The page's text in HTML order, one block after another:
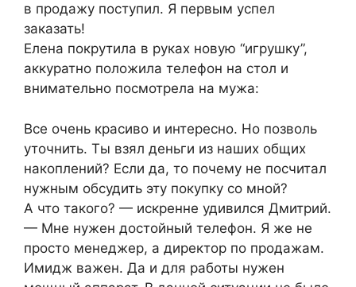
в продажу поступил. Я первым успел
заказать!
Елена покрутила в руках новую “игрушку”,
аккуратно положила телефон на стол и
внимательно посмотрела на мужа:
Все очень красиво и интересно. Но позволь
уточнить. Ты взял деньги из наших общих
накоплений? Если да, то почему не посчитал
нужным обсудить эту покупку со мной?
А что такого? — искренне удивился Дмитрий.
— Мне нужен достойный телефон. Я же не
просто менеджер, а директор по продажам.
Имидж важен. Да и для работы нужен